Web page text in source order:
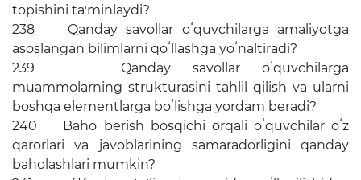
topishini taʼminlaydi?
238 Qanday savollar oʻquvchilarga amaliyotga
asoslangan bilimlarni qoʻllashga yoʻnaltiradi?
239 Qanday savollar oʻquvchilarga
muammolarning strukturasini tahlil qilish va ularni
boshqa elementlarga boʻlishga yordam beradi?
240 Baho berish bosqichi orqali oʻquvchilar oʻz
qarorlari va javoblarining samaradorligini qanday
baholashlari mumkin?